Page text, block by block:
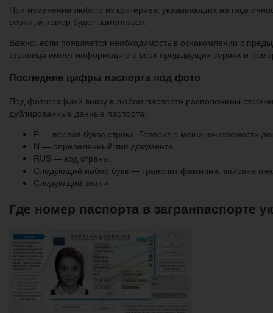
При изменении любого из критериев, указывающих на
серия, и номер будет заменяться.
Важно: если появляется необходимость в ознакомлении с
страница имеет информацию о всех предыдущих сериях и
Последние цифры паспорта под фото
Под фотографией внизу в любом паспорте расположены
дублированные данные паспорта:
Р — первая буква строки. Говорит о машиночитаемости
N — определенный тип документа.
RUS — код страны.
Следующий набор букв — транслит фамилии, вписана
Следующий знак «
Где номер паспорта в загранпаспорте